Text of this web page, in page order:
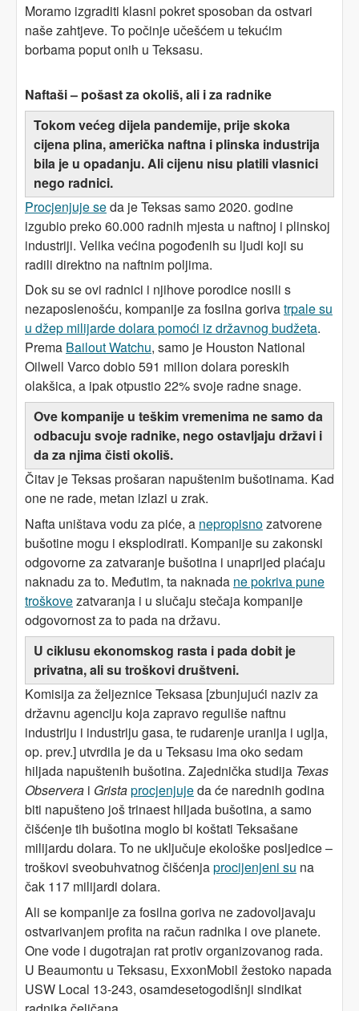
Moramo izgraditi klasni pokret sposoban da ostvari
naše zahtjeve. To počinje učešćem u tekućim
borbama poput onih u Teksasu.
Naftaši – pošast za okoliš, ali i za radnike
Tokom većeg dijela pandemije, prije skoka
cijena plina, američka naftna i plinska industrija
bila je u opadanju. Ali cijenu nisu platili vlasnici
nego radnici.
Procjenjuje seda je Teksas samo 2020. godine
izgubio preko 60.000 radnih mjesta u naftnoj i plinskoj
industriji. Velika većina pogođenih su ljudi koji su
radili direktno na naftnim poljima.
Dok su se ovi radnici i njihove porodice nosili s
nezaposlenošću, kompanije za fosilna gorivatrpale su
u džep milijarde dolara pomoći iz državnog budžeta.
Prema Bailout Watchu, samo je Houston National
Oilwell Varco dobio 591 milion dolara poreskih
olakšica, a ipak otpustio 22% svoje radne snage.
Ove kompanije u teškim vremenima ne samo da
odbacuju svoje radnike, nego ostavljaju državi i
da za njima čisti okoliš.
Čitav je Teksas prošaran napuštenim bušotinama. Kad
one ne rade, metan izlazi u zrak.
Nafta uništava vodu za piće, a nepropisnozatvorene
bušotine mogu i eksplodirati. Kompanije su zakonski
odgovorne za zatvaranje bušotina i unaprijed plaćaju
naknadu za to. Međutim, ta naknada ne pokriva pune
troškovezatvaranja i u slučaju stečaja kompanije
odgovornost za to pada na državu.
U ciklusu ekonomskog rasta i pada dobit je
privatna, ali su troškovi društveni.
Komisija za željeznice Teksasa [zbunjujući naziv za
državnu agenciju koja zapravo reguliše naftnu
industriju i industriju gasa, te rudarenje uranija i uglja,
op. prev.] utvrdila je da u Teksasu ima oko sedam
hiljada napuštenih bušotina. Zajednička studija Texas
Observera i Gristaprocjenjujeda će narednih godina
biti napušteno još trinaest hiljada bušotina, a samo
čišćenje tih bušotina moglo bi koštati Teksašane
milijardu dolara. To ne uključuje ekološke posljedice –
troškovi sveobuhvatnog čišćenjaprocijenjeni su na
čak 117 milijardi dolara.
Ali se kompanije za fosilna goriva ne zadovoljavaju
ostvarivanjem profita na račun radnika i ove planete.
One vode i dugotrajan rat protiv organizovanog rada.
U Beaumontu u Teksasu, ExxonMobil žestoko napada
USW Local 13-243, osamdesetogodišnji sindikat